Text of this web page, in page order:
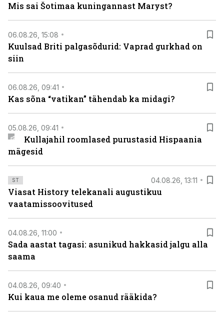
Mis sai Šotimaa kuningannast Maryst?
06.08.26, 15:08
Kuulsad Briti palgasõdurid: Vaprad gurkhad on
siin
06.08.26, 09:41
Kas sõna “vatikan” tähendab ka midagi?
05.08.26, 09:41
Kullajahil roomlased purustasid Hispaania
mägesid
ST 04.08.26, 13:11
Viasat History telekanali augustikuu
vaatamissoovitused
04.08.26, 11:00
Sada aastat tagasi: asunikud hakkasid jalgu alla
saama
04.08.26, 09:40
Kui kaua me oleme osanud rääkida?